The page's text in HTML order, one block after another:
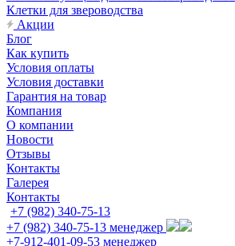
Клетки для звероводства
Акции
Блог
Как купить
Условия оплаты
Условия доставки
Гарантия на товар
Компания
О компании
Новости
Отзывы
Контакты
Галерея
Контакты
+7 (982) 340-75-13
+7 (982) 340-75-13 менеджер
+7-912-401-09-53 менеджер